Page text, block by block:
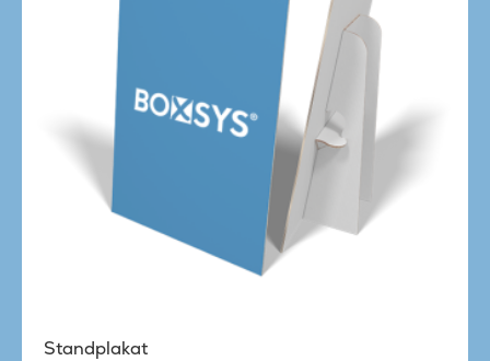
Standplakat